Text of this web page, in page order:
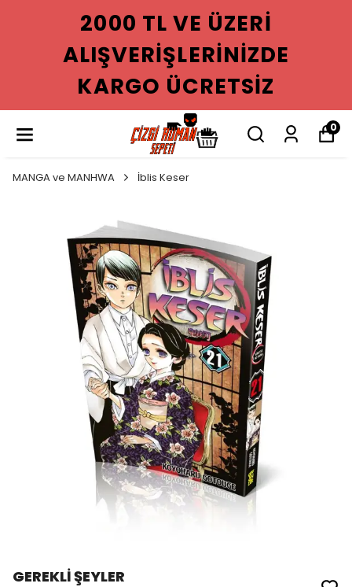
2000 TL VE ÜZERI
ALIŞVERIŞLERINIZDE
KARGO ÜCRETSIZ
0
MANGA ve MANHWA İblis Keser
GEREKLİ ŞEYLER